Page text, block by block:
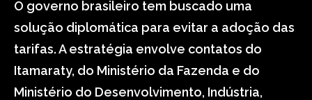
O governo brasileiro tem buscado uma
solução diplomática para evitar a adoção das
tarifas. A estratégia envolve contatos do
Itamaraty, do Ministério da Fazenda e do
Ministério do Desenvolvimento, Indústria,